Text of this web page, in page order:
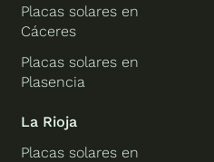
Placas solares en
Cáceres
Placas solares en
Plasencia
La Rioja
Placas solares en